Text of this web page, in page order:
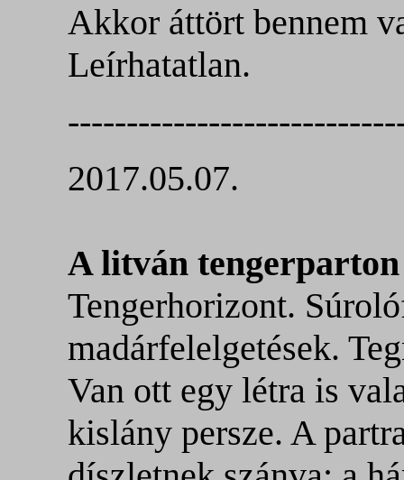
Akkor áttört bennem
Leírhatatlan.
2017.05.07.
A litván tengerparton
Tengerhorizont.
madárfelelgetések.
Van ott egy létra is
kislány persze. A